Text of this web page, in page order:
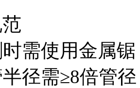
需使用金属
径需≥8倍管